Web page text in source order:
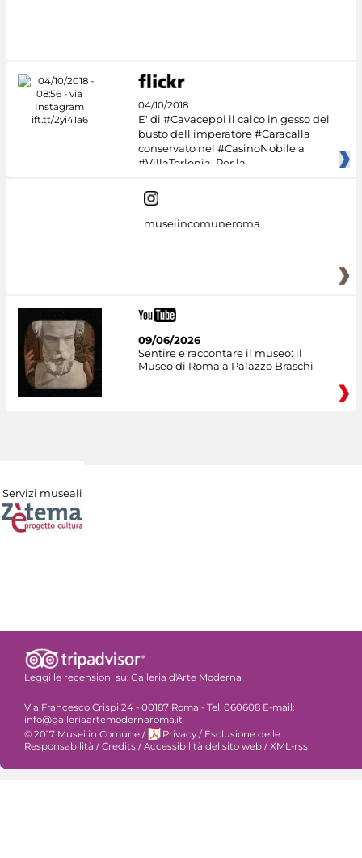
04/10/2018
E' di #Cavaceppi il calco in gesso del
busto dell’imperatore #Caracalla
conservato nel #CasinoNobile a
#VillaTorlonia. Per la
museiincomuneroma
09/06/2026
Sentire e raccontare il museo: il
Museo di Roma a Palazzo Braschi
Servizi museali
Leggi le recensioni su: Galleria d'Arte Moderna
Via Francesco Crispi 24 - 00187 Roma - Tel. 060608 E-mail:
info@galleriaartemodernaroma.it
© 2017 Musei in Comune / Privacy / Esclusione delle
Responsabilità / Credits / Accessibilità del sito web / XML-rss